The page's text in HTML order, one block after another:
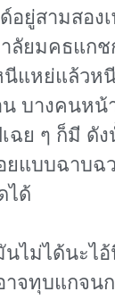
อยู่สามสอง
ลัยมคธแกช
แหย่แล้วห
บางคนหน้
ฉย ๆ ก็มี ดัง
ยแบบฉาบฉ
ได้
มันไม่ได้นะ
จทุบแกจน